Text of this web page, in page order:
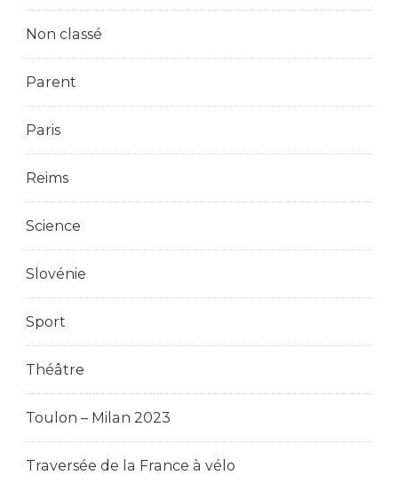
Non classé
Parent
Paris
Reims
Science
Slovénie
Sport
Théâtre
Toulon – Milan 2023
Traversée de la France à vélo